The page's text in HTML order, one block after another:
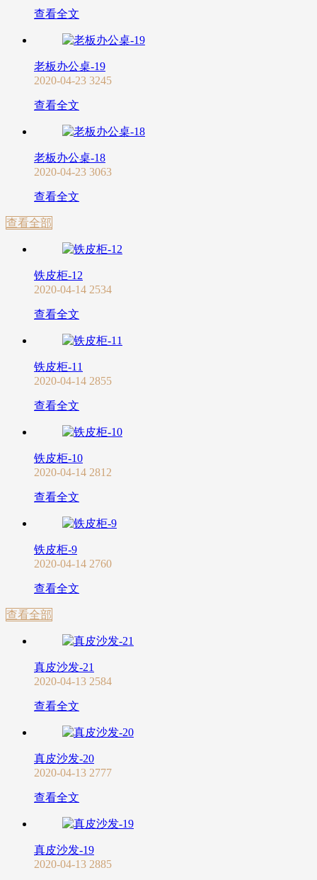
查看全文
老板办公桌-19
2020-04-23 3245
查看全文
老板办公桌-18
2020-04-23 3063
查看全文
查看全部
铁皮柜-12
2020-04-14 2534
查看全文
铁皮柜-11
2020-04-14 2855
查看全文
铁皮柜-10
2020-04-14 2812
查看全文
铁皮柜-9
2020-04-14 2760
查看全文
查看全部
真皮沙发-21
2020-04-13 2584
查看全文
真皮沙发-20
2020-04-13 2777
查看全文
真皮沙发-19
2020-04-13 2885